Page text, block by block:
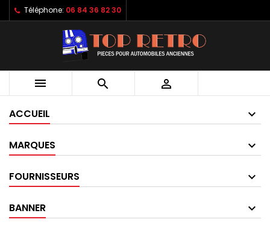
Téléphone: 06 84 36 82 30
  
ACCUEIL
MARQUES
FOURNISSEURS
BANNER